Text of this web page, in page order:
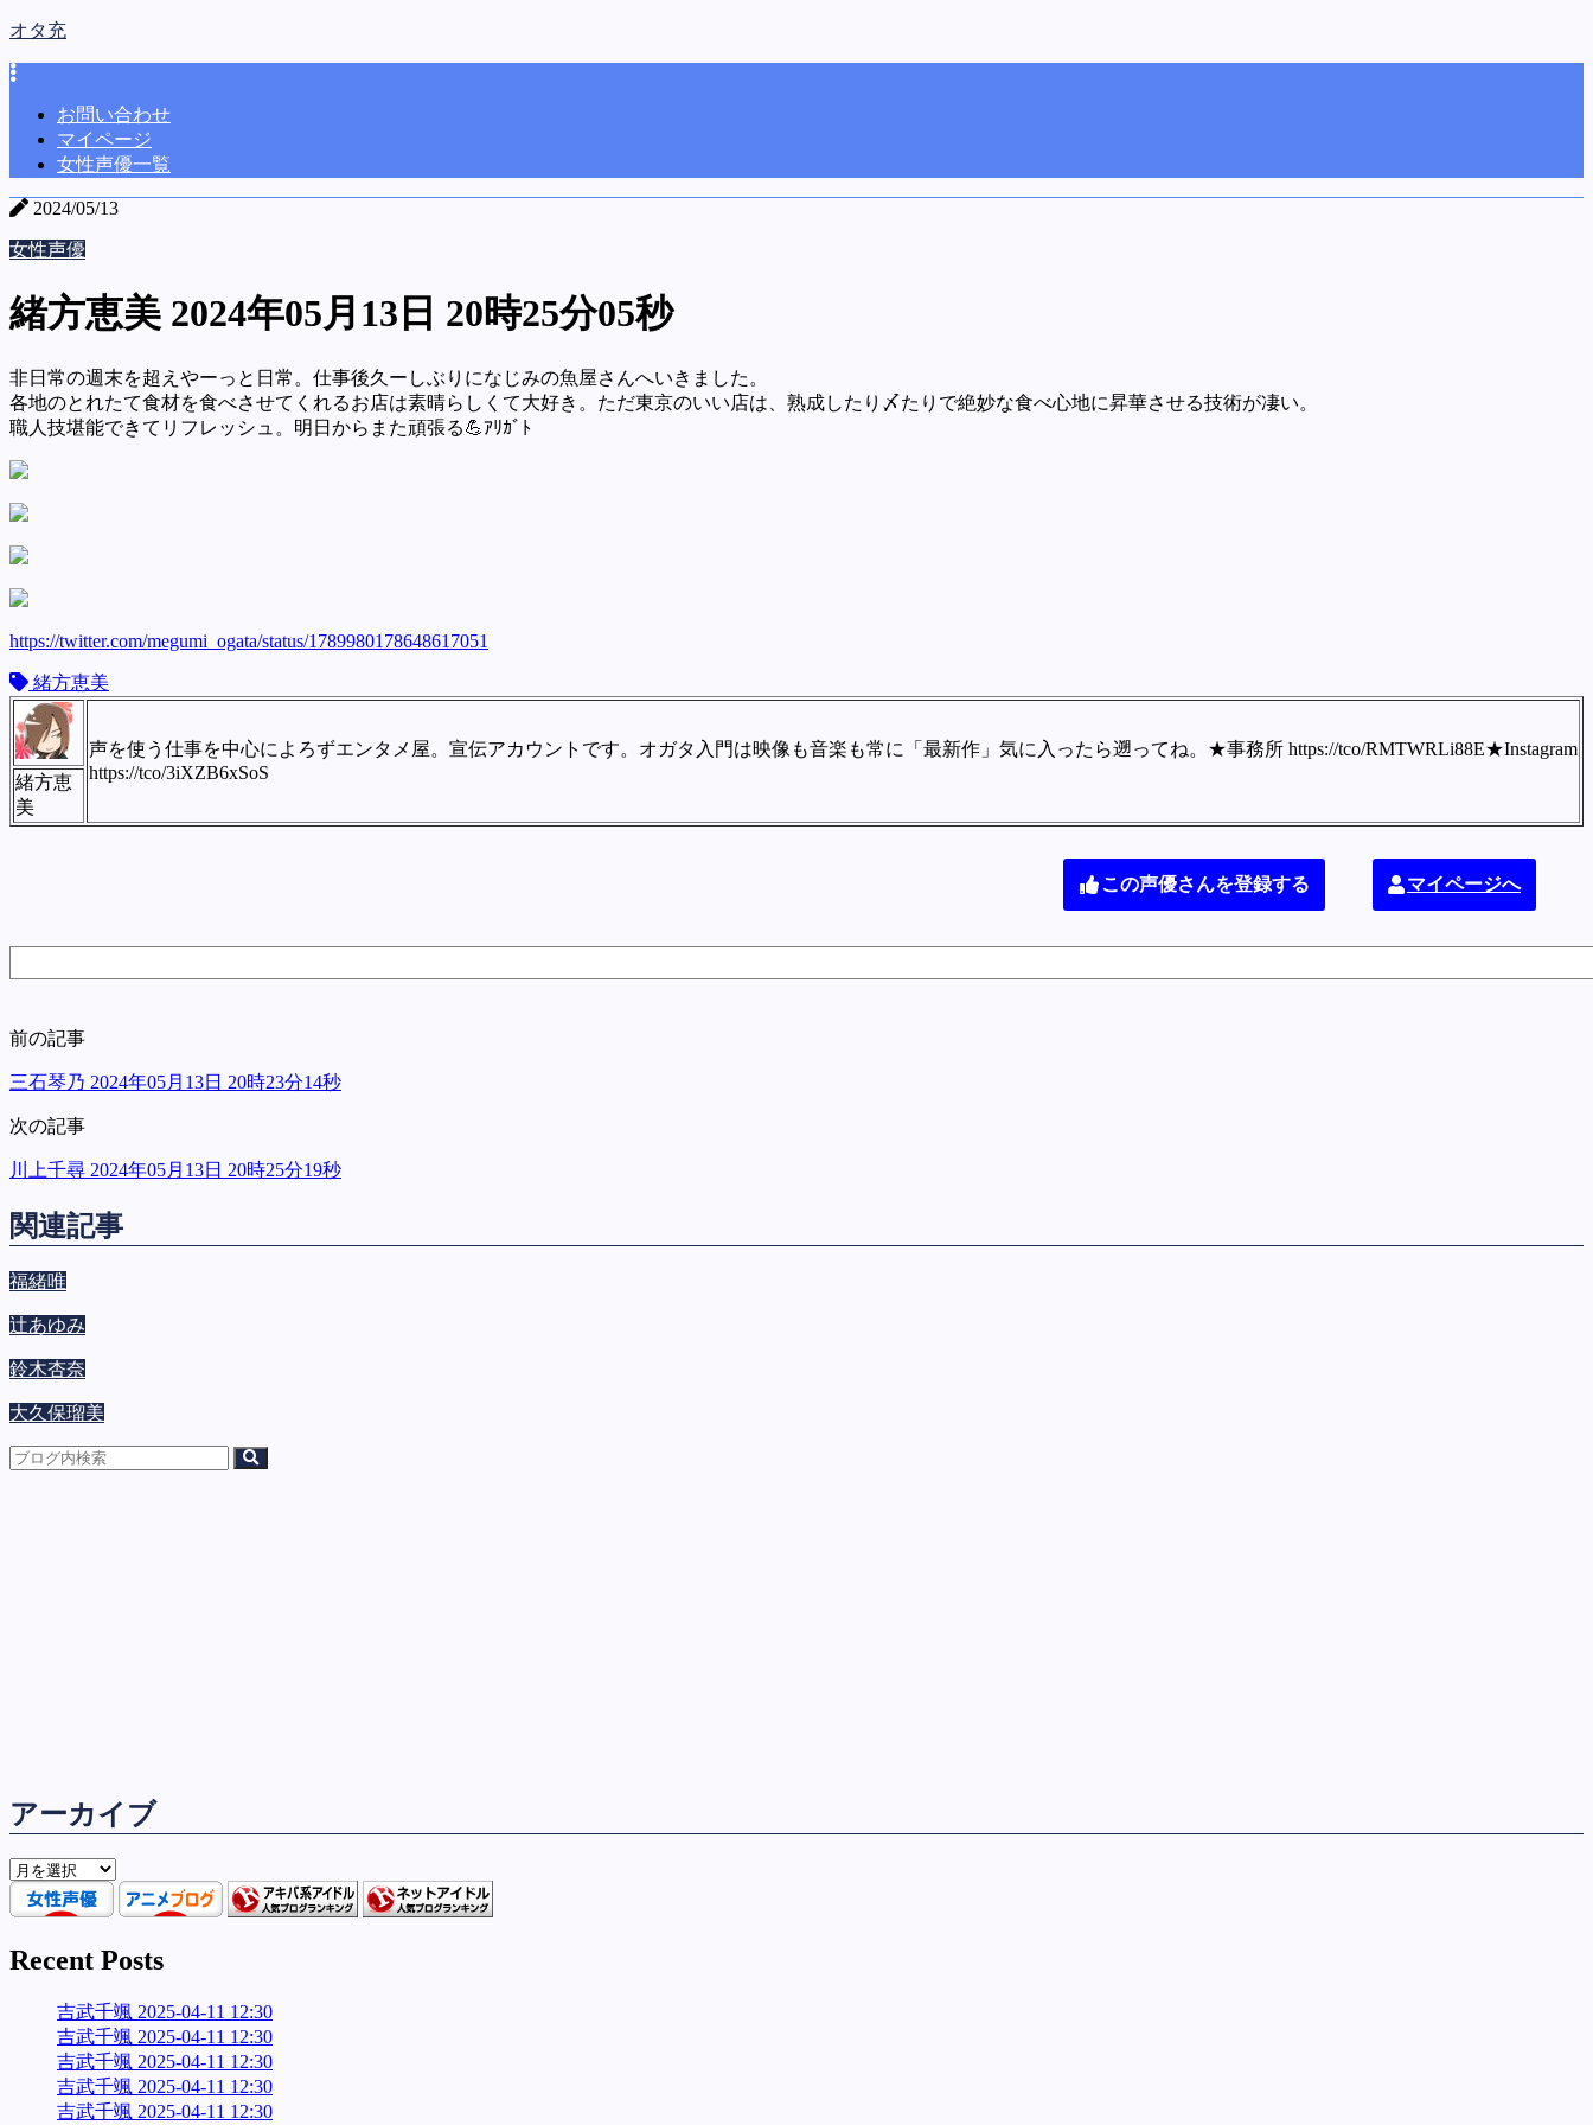
オタ充
お問い合わせ
マイページ
女性声優一覧
2024/05/13
女性声優
緒方恵美 2024年05月13日 20時25分05秒
非日常の週末を超えやーっと日常。仕事後久ーしぶりになじみの魚屋さんへいきました。
各地のとれたて食材を食べさせてくれるお店は素晴らしくて大好き。ただ東京のいい店は、熟成したり〆たりで絶妙な食べ心地に昇華させる技術が凄い。
職人技堪能できてリフレッシュ。明日からまた頑張る💪ｱﾘｶﾞﾄ
https://twitter.com/megumi_ogata/status/1789980178648617051
緒方恵美
声を使う仕事を中心によろずエンタメ屋。宣伝アカウントです。オガタ入門は映像も音楽も常に「最新作」気に入ったら遡ってね。★事務所 https://tco/RMTWRLi88E★Instagram
https://tco/3iXZB6xSoS
緒方恵
美
この声優さんを登録する マイページへ
前の記事
三石琴乃 2024年05月13日 20時23分14秒
次の記事
川上千尋 2024年05月13日 20時25分19秒
関連記事
福緒唯
辻あゆみ
鈴木杏奈
大久保瑠美
アーカイブ
ア
ー
カ
ブ
Recent Posts
吉武千颯 2025-04-11 12:30
吉武千颯 2025-04-11 12:30
吉武千颯 2025-04-11 12:30
吉武千颯 2025-04-11 12:30
吉武千颯 2025-04-11 12:30